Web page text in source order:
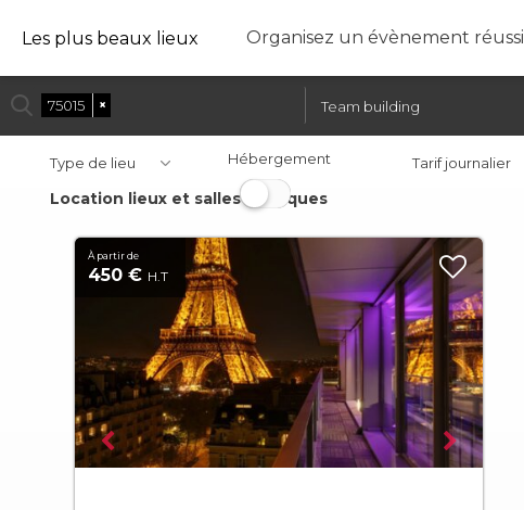
Les plus beaux lieux Organisez un évènement réussi
75015 × Team building
Type de lieu Hébergement Tarif journalier
Location lieux et salles atypiques
À partir de
450 € H.T